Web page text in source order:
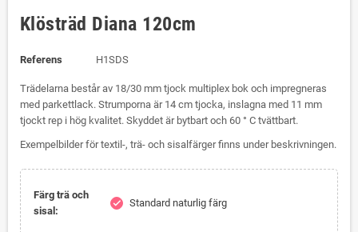
Klösträd Diana 120cm
Referens H1SDS
Trädelarna består av 18/30 mm tjock multiplex bok och impregneras
med parkettlack. Strumporna är 14 cm tjocka, inslagna med 11 mm
tjockt rep i hög kvalitet. Skyddet är bytbart och 60 ° C tvättbart.
Exempelbilder för textil-, trä- och sisalfärger finns under beskrivningen.
Färg trä och
sisal:
check Standard naturlig färg